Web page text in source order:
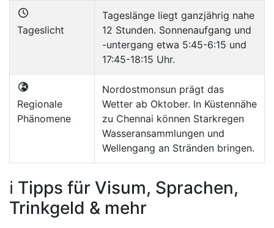
Tageslicht
Tageslänge liegt ganzjährig nahe
12 Stunden. Sonnenaufgang und
-untergang etwa 5:45-6:15 und
17:45-18:15 Uhr.
Regionale
Phänomene
Nordostmonsun prägt das
Wetter ab Oktober. In Küstennähe
zu Chennai können Starkregen
Wasseransammlungen und
Wellengang an Stränden bringen.
ℹ️ Tipps für Visum, Sprachen,
Trinkgeld & mehr